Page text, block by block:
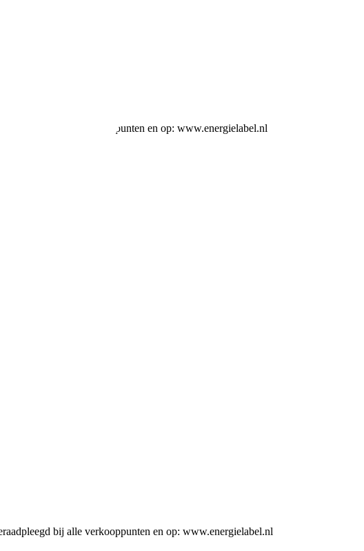
bij alle verkooppunten en op: www.energielabel.nl
bij alle verkooppunten en op: www.energielabel.nl